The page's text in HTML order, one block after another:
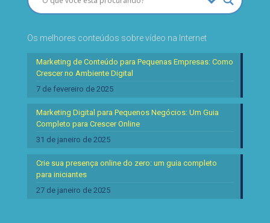
Os melhores conteúdos sobre vídeo na Internet
Marketing de Conteúdo para Pequenas Empresas: Como
Crescer no Ambiente Digital
7 de fevereiro de 2025
Marketing Digital para Pequenos Negócios: Um Guia
Completo para Crescer Online
31 de janeiro de 2025
Crie sua presença online do zero: um guia completo
para iniciantes
27 de janeiro de 2025